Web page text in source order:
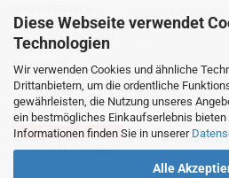
Diese Webseite verwendet
Technologien
Wir verwenden Cookies und ähnliche
Drittanbietern, um die ordentliche
gewährleisten, die Nutzung unseres
ein bestmögliches Einkaufserlebnis bieten
Informationen finden Sie in unserer
Alle
Anmeldung & Registrierung
Ihr Konto
Merkzettel
Newsletter abonnieren
Bestellung widerrufen
Widerrufsbelehrung